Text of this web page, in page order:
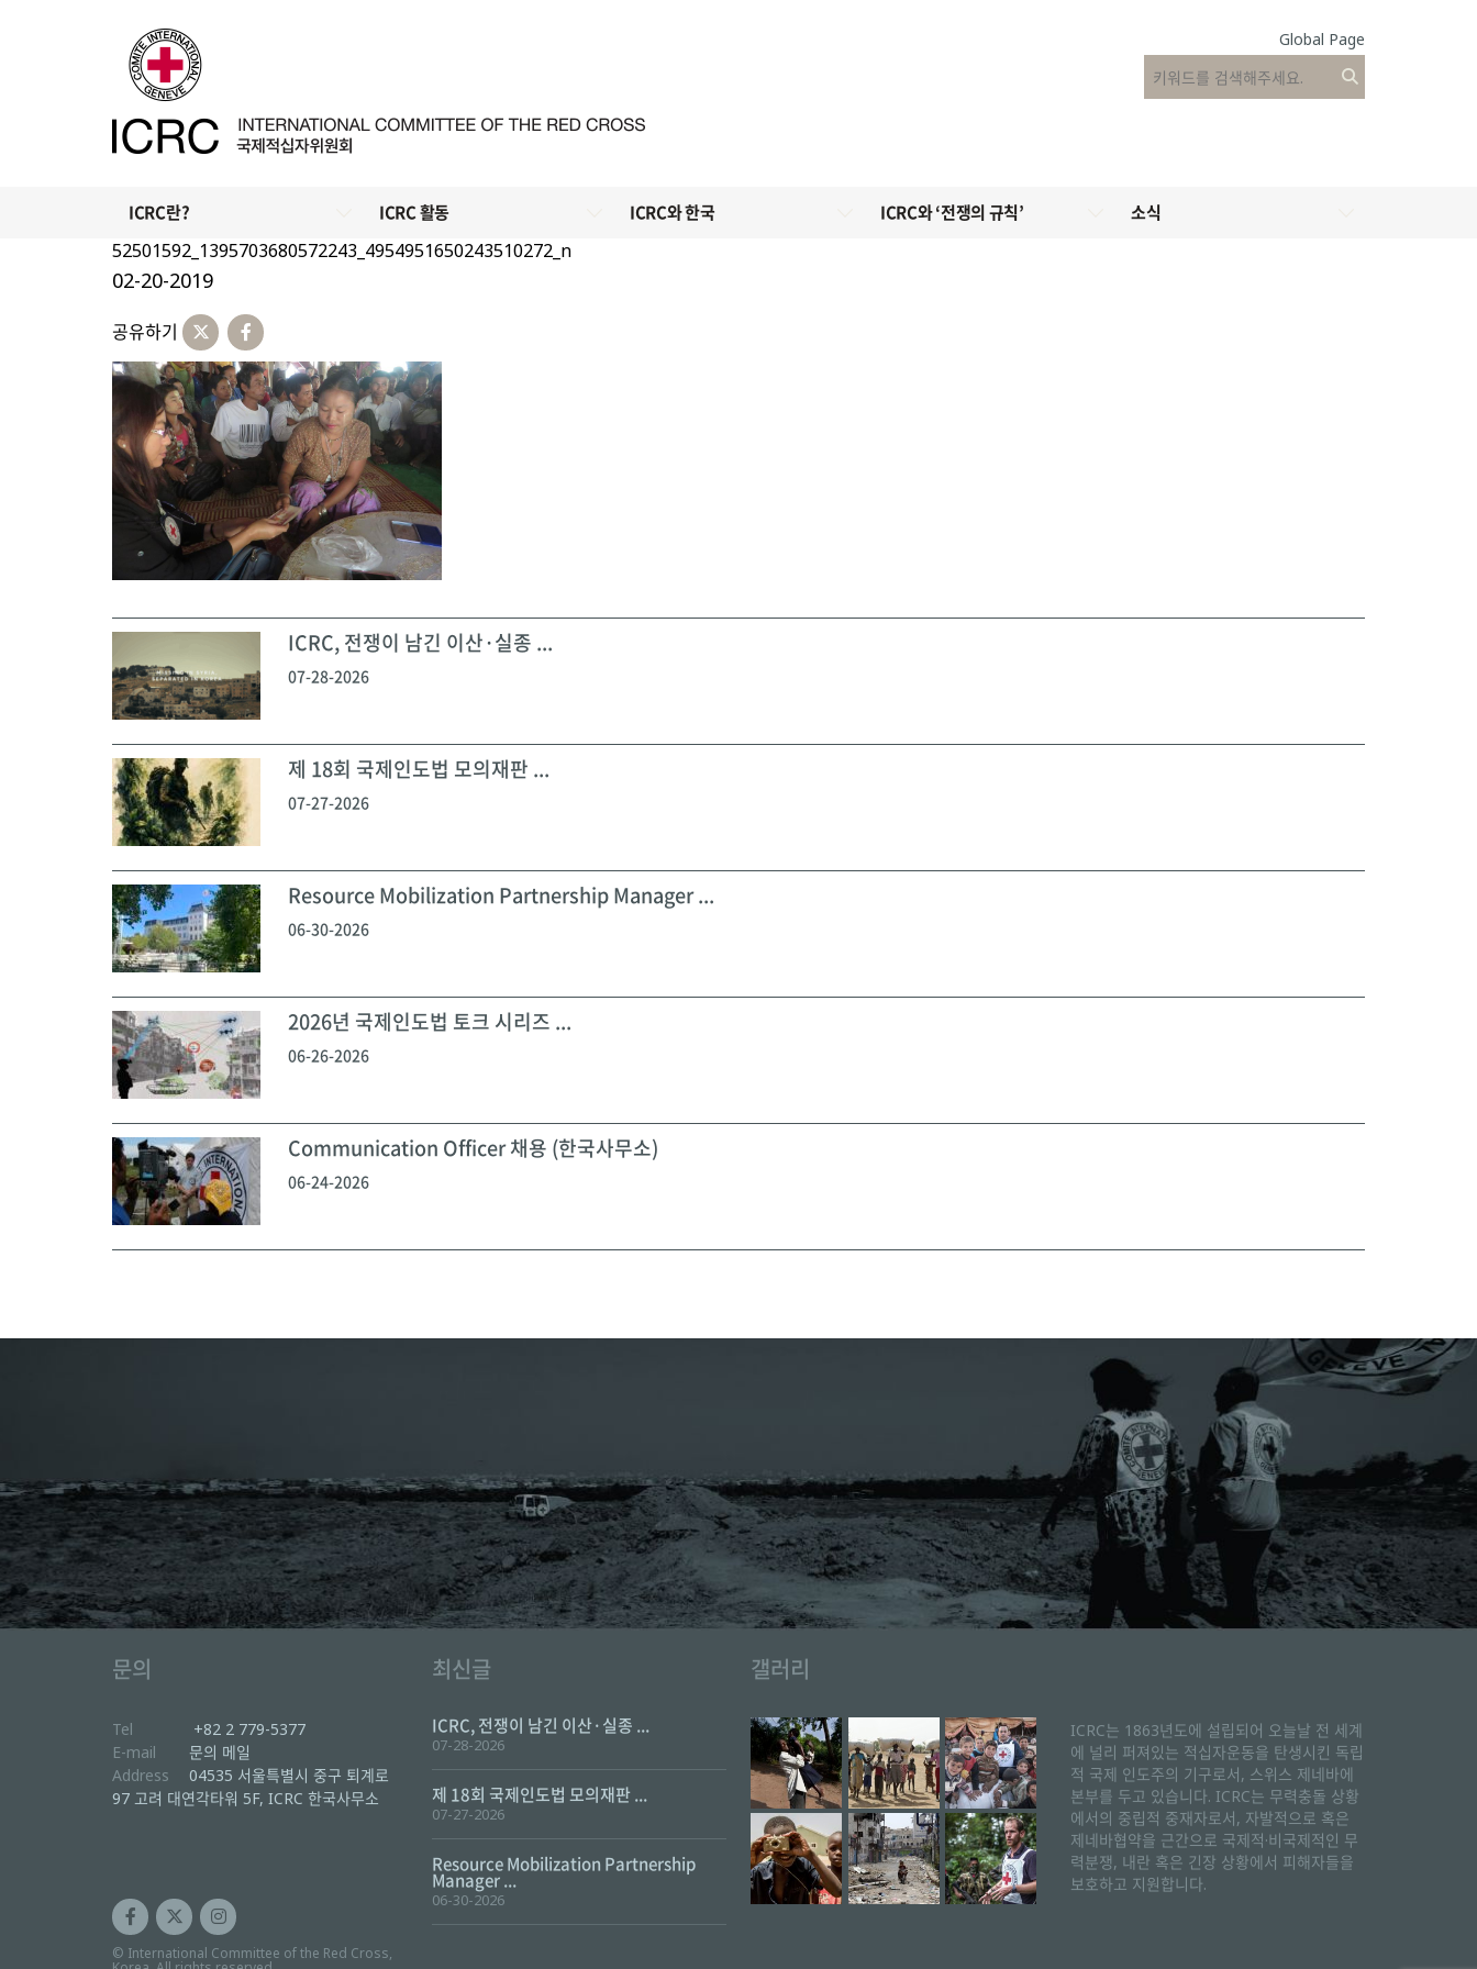
Global Page
ICRC란? ICRC 활동 ICRC와 한국 ICRC와 ‘전쟁의 규칙’
소식
52501592_1395703680572243_4954951650243510272_n
02-20-2019
공유하기
ICRC, 전쟁이 남긴 이산·실종 ...
07-28-2026
제 18회 국제인도법 모의재판 ...
07-27-2026
Resource Mobilization Partnership Manager ...
06-30-2026
2026년 국제인도법 토크 시리즈 ...
06-26-2026
Communication Officer 채용 (한국사무소)
06-24-2026
문의
Tel
+82 2 779-5377
E-mail
문의 메일
Address
04535 서울특별시 중구 퇴계로
97 고려 대연각타워 5F, ICRC 한국사무소
© International Committee of the Red Cross,
최신글
ICRC, 전쟁이 남긴 이산·실종 ...
07-28-2026
제 18회 국제인도법 모의재판 ...
07-27-2026
Resource Mobilization Partnership
Manager ...
06-30-2026
갤러리
ICRC는 1863년도에 설립되어 오늘날 전 세계
에 널리 퍼져있는 적십자운동을 탄생시킨 독립
적 국제 인도주의 기구로서, 스위스 제네바에
본부를 두고 있습니다. ICRC는 무력충돌 상황
에서의 중립적 중재자로서, 자발적으로 혹은
제네바협약을 근간으로 국제적·비국제적인 무
력분쟁, 내란 혹은 긴장 상황에서 피해자들을
보호하고 지원합니다.